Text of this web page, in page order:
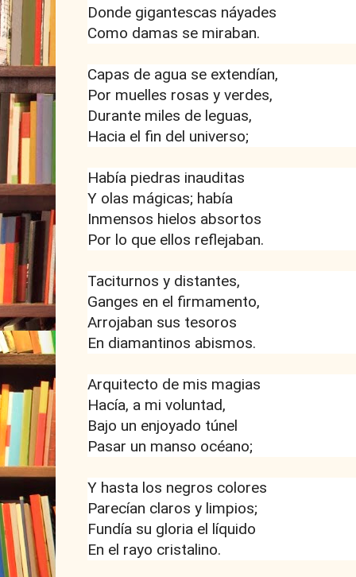
Donde gigantescas náyades
Como damas se miraban.
Capas de agua se extendían,
Por muelles rosas y verdes,
Durante miles de leguas,
Hacia el fin del universo;
Había piedras inauditas
Y olas mágicas; había
Inmensos hielos absortos
Por lo que ellos reflejaban.
Taciturnos y distantes,
Ganges en el firmamento,
Arrojaban sus tesoros
En diamantinos abismos.
Arquitecto de mis magias
Hacía, a mi voluntad,
Bajo un enjoyado túnel
Pasar un manso océano;
Y hasta los negros colores
Parecían claros y limpios;
Fundía su gloria el líquido
En el rayo cristalino.